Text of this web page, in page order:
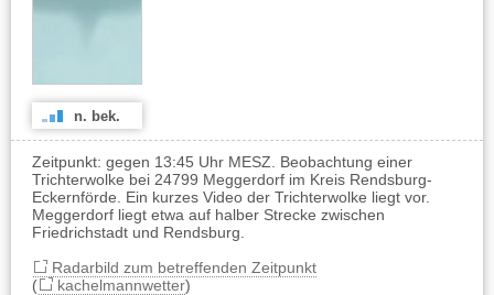
n. bek.
Zeitpunkt: gegen 13:45 Uhr MESZ. Beobachtung einer
Trichterwolke bei 24799 Meggerdorf im Kreis Rendsburg-
Eckernförde. Ein kurzes Video der Trichterwolke liegt vor.
Meggerdorf liegt etwa auf halber Strecke zwischen
Friedrichstadt und Rendsburg.
Radarbild zum betreffenden Zeitpunkt
(
kachelmannwetter)